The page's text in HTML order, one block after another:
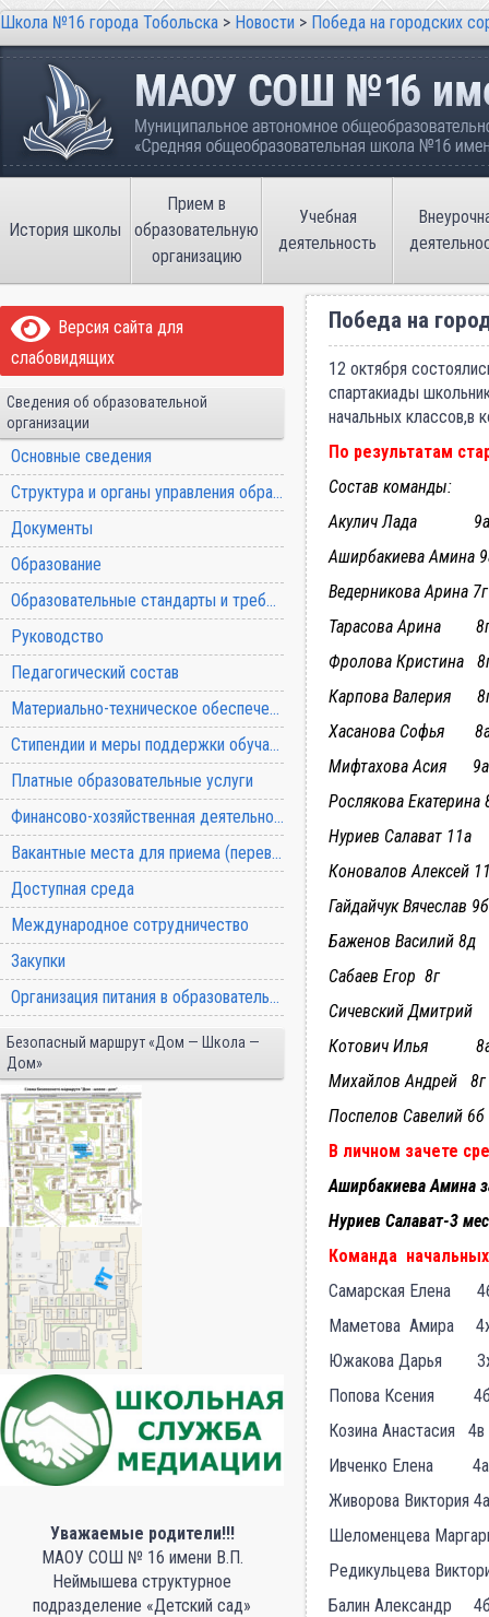
Школа №16 города Тобольска > Новости > Победа на городских
Школа №16 города Тобольска
Муниципальное автономное
имени В.П. Неймышева
История школы
Прием в
образовательную
организацию
Учебная
деятельность
Версия сайта для
слабовидящих
Сведения об образовательной
организации
Основные сведения
Структура и органы управления образовательной организацией
Документы
Образование
Образовательные стандарты и требования
Руководство
Педагогический состав
Материально-техническое обеспечение и оснащенность образовательного процесса
Стипендии и меры поддержки обучающихся
Платные образовательные услуги
Финансово-хозяйственная деятельность
Вакантные места для приема (перевода) обучающихся
Доступная среда
Международное сотрудничество
Закупки
Организация питания в образовательной организации
Безопасный маршрут «Дом — Школа —
Дом»
Уважаемые родители!!!
МАОУ СОШ № 16 имени В.П.
Неймышева структурное
подразделение «Детский сад»
Победа на
12 октября
спартакиады
начальных классов,в
По результатам
Состав команды:
Акулич Лада 9а
Аширбакиева Амина
Ведерникова Арина 7г
Тарасова Арина
Фролова Кристина
Карпова Валерия
Хасанова Софья
Мифтахова Асия 9а
Рослякова Екатерина
Нуриев Салават 11а
Коновалов Алексей
Гайдайчук Вячеслав 9б
Баженов Василий 8д
Сабаев Егор 8г
Сичевский
Котович Илья
Михайлов Андрей 8г
Поспелов Савелий 6б
В личном зачете
Аширбакиева Амина
Нуриев Салават-3
Команда
Самарская Елена
Маметова Амира
Южакова Дарья
Попова Ксения
Козина Анастасия 4в
Ивченко Елена 4а
Живорова Виктория 4а
Шеломенцева
Редикульцева
Балин Александр